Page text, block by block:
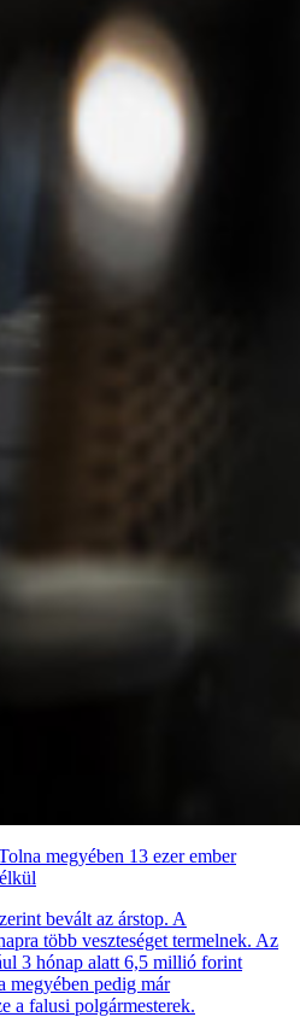
megyében 13 ezer ember
bevált az árstop. A
több veszteséget termelnek. Az
3 hónap alatt 6,5 millió forint
megyében pedig már
a falusi polgármesterek.